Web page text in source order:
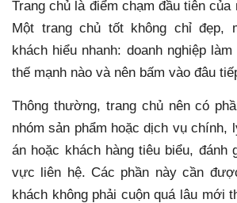
Trang chủ là điểm chạm đầu tiên của
Một trang chủ tốt không chỉ đẹp,
khách hiểu nhanh: doanh nghiệp
thế mạnh nào và nên bấm vào đâu
Thông thường, trang chủ nên có
nhóm sản phẩm hoặc dịch vụ chính,
án hoặc khách hàng tiêu biểu, đánh
vực liên hệ. Các phần này cần
khách không phải cuộn quá lâu mới